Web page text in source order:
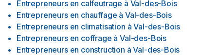
Entrepreneurs en calfeutrage à Val-des-Bois
Entrepreneurs en chauffage à Val-des-Bois
Entrepreneurs en climatisation à Val-des-Bois
Entrepreneurs en coffrage à Val-des-Bois
Entrepreneurs en construction à Val-des-Bois